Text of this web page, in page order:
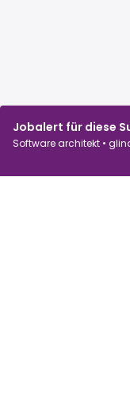
Jobalert für diese
Software architekt •